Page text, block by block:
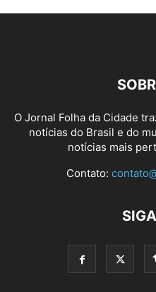
O Jornal Folha da Cidade
notícias do Brasil e do
notícias mais
Contato: